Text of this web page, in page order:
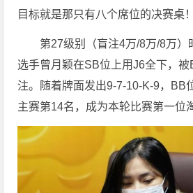
目标就是那只有八个席位的决赛桌！
第27级别（盲注4万/8万/8万）
选手曾月颖在SB位上用J6全下，被
注。随着牌面发出9-7-10-K-9，BB
主赛第14名，成为本轮比赛第一位